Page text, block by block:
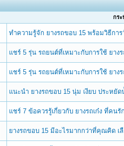
กระ
ทำความรู้จัก ยางรถขอบ 15 พร้อมวิธีการ
แชร์ 5 รุ่น รถยนต์ที่เหมาะกับการใช้ ยาง
แชร์ 5 รุ่น รถยนต์ที่เหมาะกับการใช้ ยาง
แนะนำ ยางรถขอบ 15 นุ่ม เงียบ ประหยั
แชร์ 7 ข้อควรรู้เกี่ยวกับ ยางรถเก๋ง ที่คน
ยางรถขอบ 15 มีอะไรมากกว่าที่คุณคิด เ